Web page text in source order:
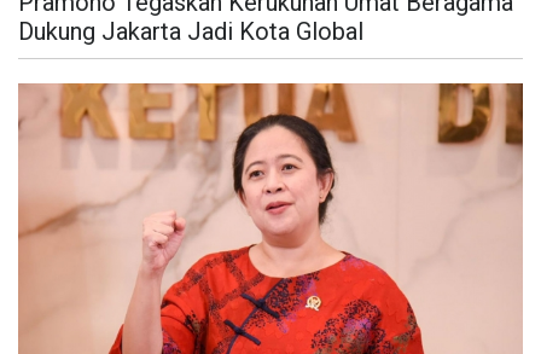
Dukung Jakarta Jadi Kota Global